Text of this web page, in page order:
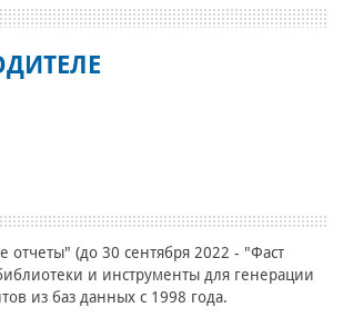
отчеты" (до 30 сентября 2022 - "Фаст
и инструменты для генерации
из баз данных c 1998 года.